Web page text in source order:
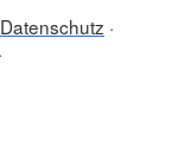
Datenschutz